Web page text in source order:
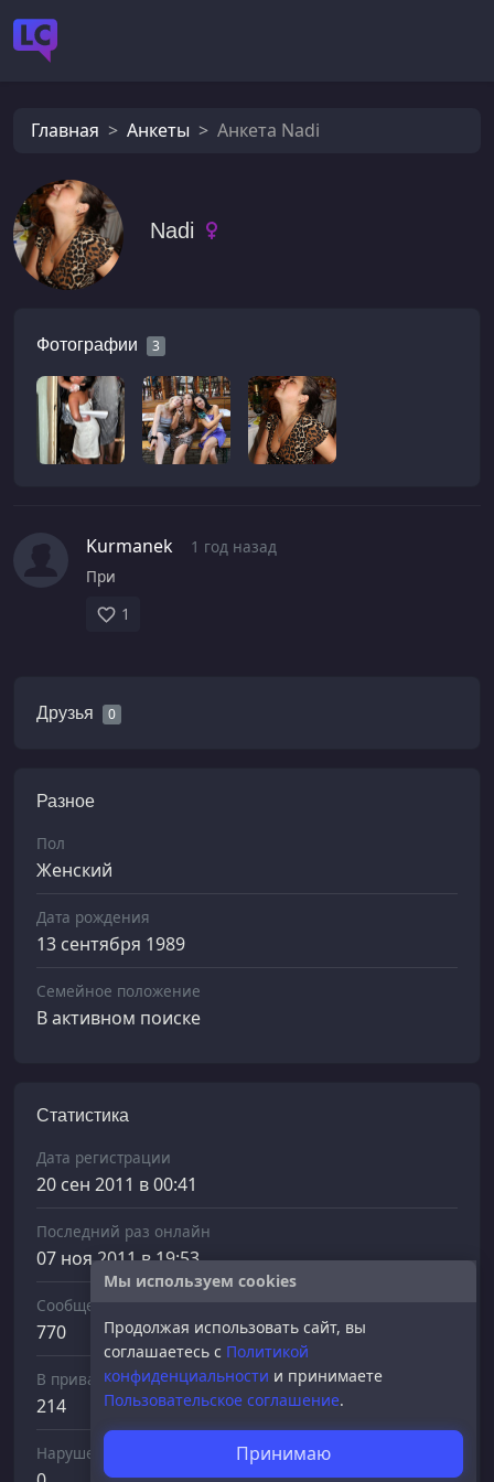
Главная Анкеты Анкета Nadi
Nadi
Фотографии 3
Kurmanek
1 год назад
При
1
Друзья 0
Разное
Пол
Женский
Дата рождения
13 сентября 1989
Семейное положение
В активном поиске
Статистика
Дата регистрации
20 сен 2011 в 00:41
Последний раз онлайн
07 ноя 2011 в 19:53
Сообщений отправлено
770
В приват
214
Нарушений
Мы используем cookies
Продолжая использовать сайт, вы
соглашаетесь с Политикой
конфиденциальности и принимаете
Пользовательское соглашение.
Принимаю